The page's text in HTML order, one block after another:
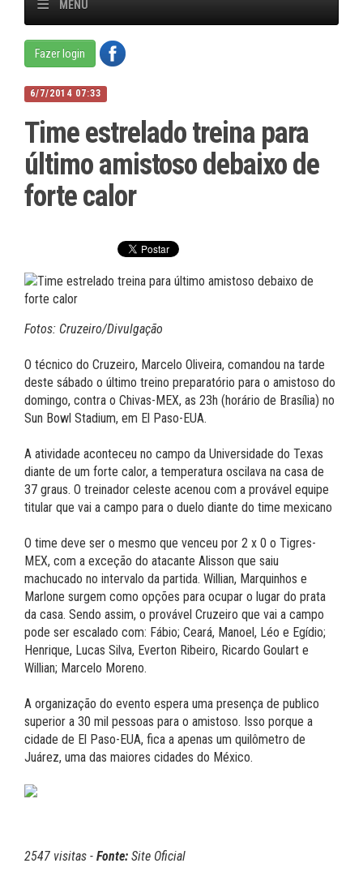
MENU
Fazer login
6/7/2014 07:33
Time estrelado treina para
último amistoso debaixo de
forte calor
Fotos: Cruzeiro/Divulgação
O técnico do Cruzeiro, Marcelo Oliveira, comandou na tarde
deste sábado o último treino preparatório para o amistoso do
domingo, contra o Chivas-MEX, as 23h (horário de Brasília) no
Sun Bowl Stadium, em El Paso-EUA.
A atividade aconteceu no campo da Universidade do Texas
diante de um forte calor, a temperatura oscilava na casa de
37 graus. O treinador celeste acenou com a provável equipe
titular que vai a campo para o duelo diante do time mexicano
O time deve ser o mesmo que venceu por 2 x 0 o Tigres-
MEX, com a exceção do atacante Alisson que saiu
machucado no intervalo da partida. Willian, Marquinhos e
Marlone surgem como opções para ocupar o lugar do prata
da casa. Sendo assim, o provável Cruzeiro que vai a campo
pode ser escalado com: Fábio; Ceará, Manoel, Léo e Egídio;
Henrique, Lucas Silva, Everton Ribeiro, Ricardo Goulart e
Willian; Marcelo Moreno.
A organização do evento espera uma presença de publico
superior a 30 mil pessoas para o amistoso. Isso porque a
cidade de El Paso-EUA, fica a apenas um quilômetro de
Juárez, uma das maiores cidades do México.
2547 visitas - Fonte: Site Oficial